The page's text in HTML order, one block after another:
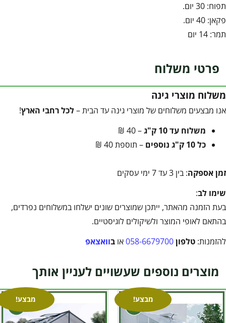
תפוח: 30 יום.
פקאן: 40 יום.
תמר: 14 יום
פרטי משלוח
משלוח מוצרי גינה
אנו מבצעים משלוחים של מוצרי גינה עד הבית –לכל רחבי הארץ!
משלוח עד 10 ק"ג
– 40 ₪
כל 10 ק"ג נוספים
– תוספת 40 ₪
זמן אספקה: בין 3 עד 7 ימי עסקים
שימו לב:
בעת הזמנה מהאתר, ייתכן שמוצרים שונים ישלחו במשלוחים נפרדים,
בהתאם לאופי המוצר ולשיקולים לוגיסטיים.
להזמנות: טלפון058-6679700או בוואצאפ
מוצרים נוספים שעשויים לעניין אותך
מבצע! מבצע!